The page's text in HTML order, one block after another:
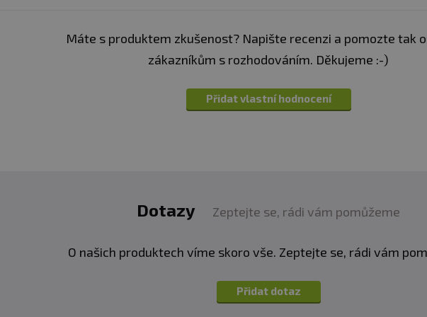
Máte s produktem zkušenost? Napište recenzi a pomozte tak
zákazníkům s rozhodováním. Děkujeme :-)
Přidat vlastní hodnocení
Dotazy Zeptejte se, rádi vám pomůžeme
O našich produktech víme skoro vše. Zeptejte se, rádi vám
Přidat dotaz